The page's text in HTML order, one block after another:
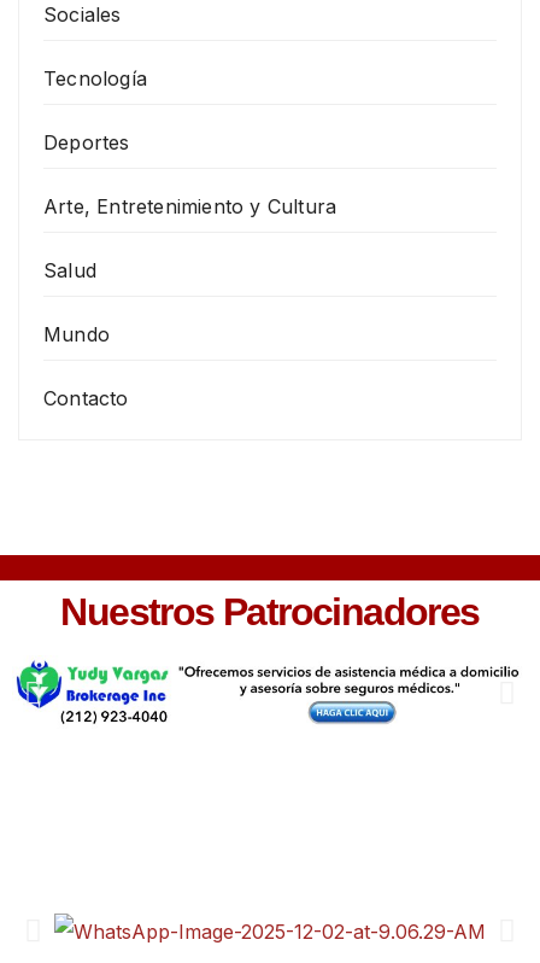
Sociales
Tecnología
Deportes
Arte, Entretenimiento y Cultura
Salud
Mundo
Contacto
Nuestros Patrocinadores